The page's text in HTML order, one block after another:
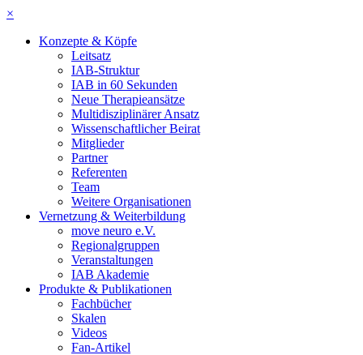
×
Konzepte & Köpfe
Leitsatz
IAB-Struktur
IAB in 60 Sekunden
Neue Therapieansätze
Multidisziplinärer Ansatz
Wissenschaftlicher Beirat
Mitglieder
Partner
Referenten
Team
Weitere Organisationen
Vernetzung & Weiterbildung
move neuro e.V.
Regionalgruppen
Veranstaltungen
IAB Akademie
Produkte & Publikationen
Fachbücher
Skalen
Videos
Fan-Artikel